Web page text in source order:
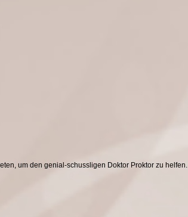
um den genial-schussligen Doktor Proktor zu helfen.